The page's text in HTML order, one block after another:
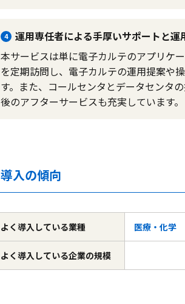
4
運用専任者による手厚いサポートと
本サービスは単に電子カルテのアプリケ
を定期訪問し、電子カルテの運用提案や
す。また、コールセンタとデータセンタ
後のアフターサービスも充実しています。
導入の傾向
よく導入している業種 医療・化学
よく導入している企業の規模